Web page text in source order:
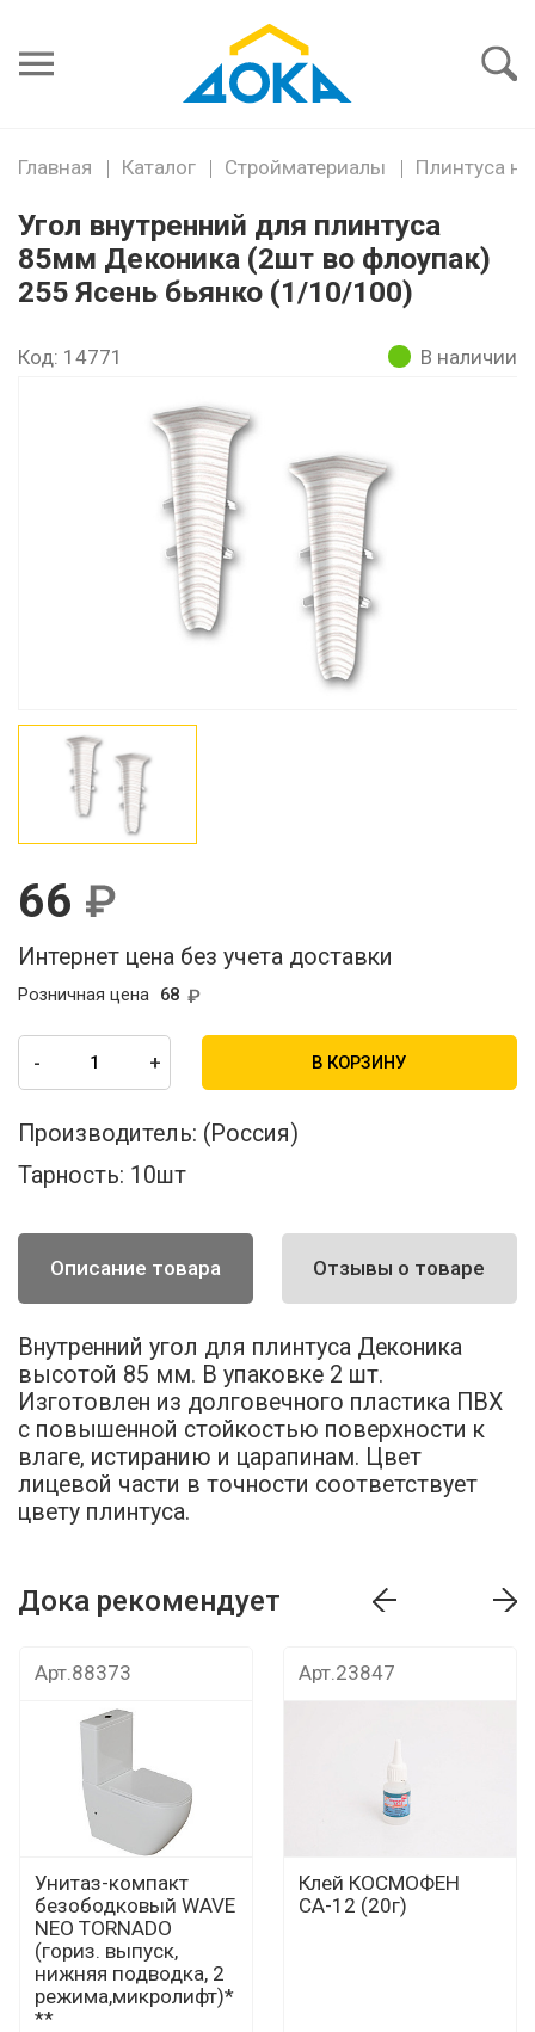
пароль
Главная Каталог Стройматериалы Плинтуса
Угол внутренний для плинтуса
85мм Деконика (2шт во флоупак)
255 Ясень бьянко (1/10/100)
Код: 14771 В наличии
66
Интернет цена без учета доставки
68
Розничная цена
- + В КОРЗИНУ
Производитель: (Россия)
Тарность: 10шт
Описание товара Отзывы о товаре
Внутренний угол для плинтуса Деконика
высотой 85 мм. В упаковке 2 шт.
Изготовлен из долговечного пластика ПВХ
с повышенной стойкостью поверхности к
влаге, истиранию и царапинам. Цвет
лицевой части в точности соответствует
цвету плинтуса.
Дока рекомендует
Арт.88373
Унитаз-компакт
безободковый WAVE
NEO TORNADO
(гориз. выпуск,
нижняя подводка, 2
режима,микролифт)*
**
Арт.23847
Клей КОСМОФЕН
СА-12 (20г)
Дока рекомендует Дока